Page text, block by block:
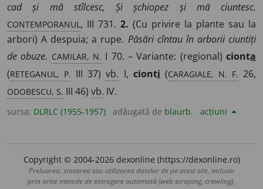
cad și mă stîlcesc, Și șchiopez și mă ciuntesc.
CONTEMPORANUL, III 731. 2. (Cu privire la plante sau la
arbori) A despuia; a rupe. Păsări cîntau în arborii ciuntiți
de obuze. CAMILAR, N. I 70. – Variante: (regional)cionta
(RETEGANUL, P. III 37)vb. I, cionti (CARAGIALE, N. F. 26,
ODOBESCU, S. III 46) vb. IV.
sursa: DLRLC (1955-1957) adăugată de blaurb. acțiuni
Copyright © 2004-2026 dexonline (https://dexonline.ro)
Preluarea, stocarea sau utilizarea datelor de pe acest site, inclusiv
prin orice metode de extragere automată (web scraping, crawling),